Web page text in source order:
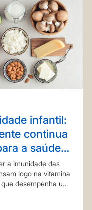
infantil:
continua
a saúde
a imunidade das
logo na vitamina
desempenha um